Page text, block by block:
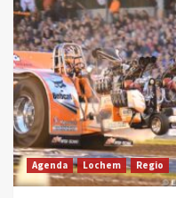
Agenda Lochem Regio